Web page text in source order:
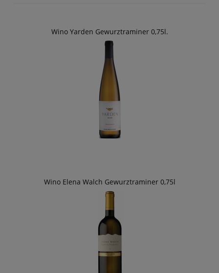
Wino Yarden Gewurztraminer 0,75l.
Wino Elena Walch Gewurztraminer 0,75l